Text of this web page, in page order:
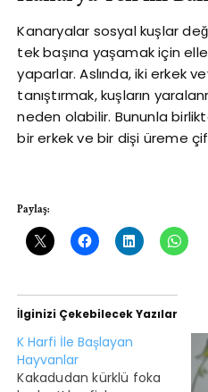
Kanaryalar sosyal kuşlar
tek başına yaşamak için
yaparlar. Aslında, iki erkek
tanıştırmak, kuşların
neden olabilir. Bununla
bir erkek ve bir dişi üreme
Paylaş:
İlginizi Çekebilecek Yazılar
K Harfi İle Başlayan
Hayvanlar
Kakadudan kürklü foka